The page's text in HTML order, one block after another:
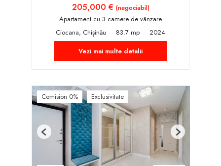
205,000 € (negociabil)
Apartament cu 3 camere de vânzare
Ciocana, Chișinău
83.7 mp
2024
Vezi mai multe detalii
Comision 0% Exclusivitate
Previous Next